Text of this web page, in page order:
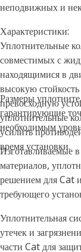
неподвижных и
Характеристики:
Уплотнительные
совместимых с
находящимися в
высокую
превосходную
уплотнительные
усилить
время установки.
Размеры
гарантирующие
необходимым
Изготавливаемые
материалов,
решением для Cat
требующего
Уплотнительная
утечек и
части Cat для